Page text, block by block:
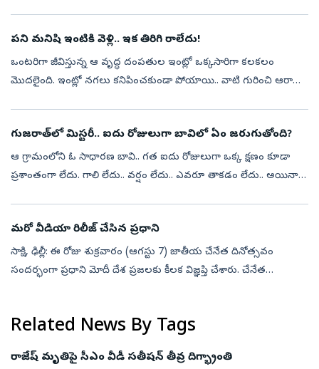
పని మనిషి ఇంటికి వెళ్లి.. ఇక తిరిగి రాలేదు!
ఒంటరిగా జీవిస్తున్న ఆ వృద్ధ దంపతుల ఇంట్లో ఒక్కసారిగా కలకలం
మొదలైంది. ఇంట్లో నగలు కనిపించకుండా పోయాయి.. వాటి గురించి ఆరా
గుజరాత్‌లో మిస్టరీ.. ఐదు రోజులుగా బావిలో ఏం జరుగుతోంది?
ఆ గ్రామంలోని ఓ సాధారణ బావి.. గత ఐదు రోజులుగా ఒక్క క్షణం కూడా
ప్రశాంతంగా లేదు. గాలి లేదు.. వర్షం లేదు.. ఎవరూ తాకడం లేదు.. అయినా
మరో వీడియా రిలీజ్ చేసిన ప్రధాని
సాక్షి, ఢిల్లీ: ఈ రోజు శుక్రవారం (ఆగస్టు 7) జాతీయ చేనేత దినోత్సవం
సందర్భంగా ప్రధాని మోదీ దేశ ప్రజలకు కీలక విజ్ఞప్తి చేశారు. చేనేత
Related News By Tags
రాజేష్‌ మృతిపై సీఎం వీడీ సతీషన్ తీవ్ర దిగ్భ్రాంతి